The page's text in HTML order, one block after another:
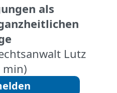
als
Lutz
min)